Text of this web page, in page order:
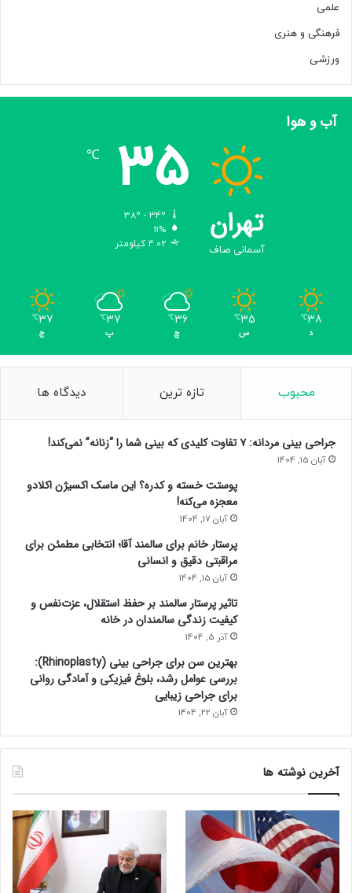
علمی
فرهنگی و هنری
ورزشی
آب و هوا
تهران
آسمانی صاف
35
℃
11%
4.02 کیلومتر
38
℃
د
35
℃
س
36
℃
چ
37
℃
پ
37
℃
ج
محبوب تازه ترین دیدگاه ها
جراحی بینی مردانه: ۷ تفاوت کلیدی که بینی شما را “زنانه” نمی‌کند!
آبان 15, 1404
پوستت خسته و کدره؟ این ماسک اکسیژن اکلادو
معجزه می‌کنه!
آبان 17, 1404
پرستار خانم برای سالمند آقا؛ انتخابی مطمئن برای
مراقبتی دقیق و انسانی
آبان 15, 1404
تاثیر پرستار سالمند بر حفظ استقلال، عزت‌نفس و
کیفیت زندگی سالمندان در خانه
آذر 5, 1404
بهترین سن برای جراحی بینی (Rhinoplasty):
بررسی عوامل رشد، بلوغ فیزیکی و آمادگی روانی
برای جراحی زیبایی
آبان 22, 1404
آخرین نوشته ها